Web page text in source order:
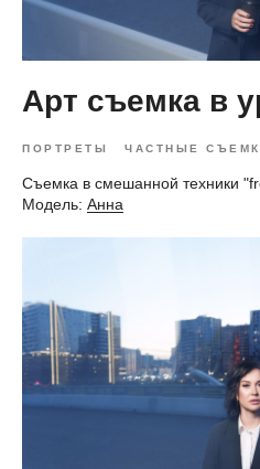
Арт съемка в
ПОРТРЕТЫ ЧАСТНЫЕ
Съемка в смешанной техники
Модель: Анна